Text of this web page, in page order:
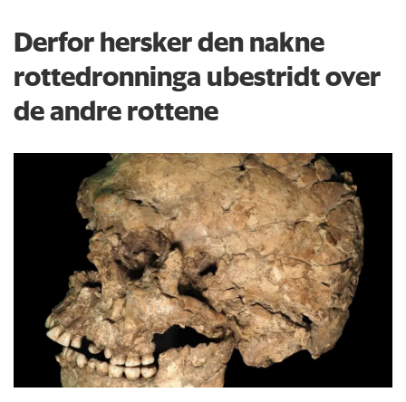
Derfor hersker den nakne
rottedronninga ubestridt over
de andre rottene